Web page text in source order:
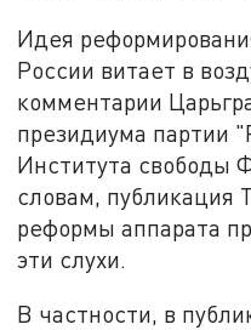
Идея
России витает в
комментарии
президиума партии
Института свободы
словам, публикация
реформы аппарата
эти слухи.
В частности, в